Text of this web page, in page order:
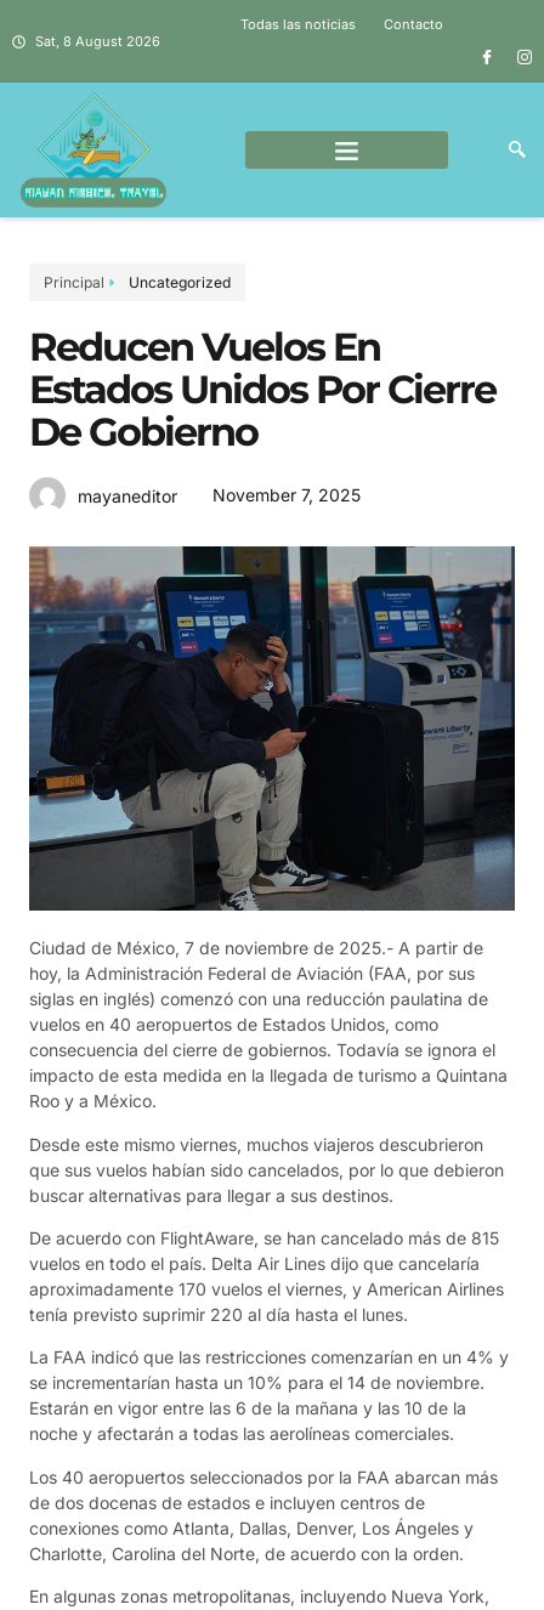
Sat, 8 August 2026
Todas las noticias Contacto
Principal Uncategorized
Reducen Vuelos En
Estados Unidos Por Cierre
De Gobierno
mayaneditor November 7, 2025
Ciudad de México, 7 de noviembre de 2025.- A partir de
hoy, la Administración Federal de Aviación (FAA, por sus
siglas en inglés) comenzó con una reducción paulatina de
vuelos en 40 aeropuertos de Estados Unidos, como
consecuencia del cierre de gobiernos. Todavía se ignora el
impacto de esta medida en la llegada de turismo a Quintana
Roo y a México.
Desde este mismo viernes, muchos viajeros descubrieron
que sus vuelos habían sido cancelados, por lo que debieron
buscar alternativas para llegar a sus destinos.
De acuerdo con FlightAware, se han cancelado más de 815
vuelos en todo el país. Delta Air Lines dijo que cancelaría
aproximadamente 170 vuelos el viernes, y American Airlines
tenía previsto suprimir 220 al día hasta el lunes.
La FAA indicó que las restricciones comenzarían en un 4% y
se incrementarían hasta un 10% para el 14 de noviembre.
Estarán en vigor entre las 6 de la mañana y las 10 de la
noche y afectarán a todas las aerolíneas comerciales.
Los 40 aeropuertos seleccionados por la FAA abarcan más
de dos docenas de estados e incluyen centros de
conexiones como Atlanta, Dallas, Denver, Los Ángeles y
Charlotte, Carolina del Norte, de acuerdo con la orden.
En algunas zonas metropolitanas, incluyendo Nueva York,